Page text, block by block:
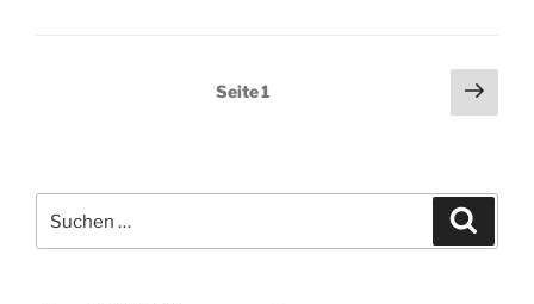
Seitennummerierung
Seite1
nach: